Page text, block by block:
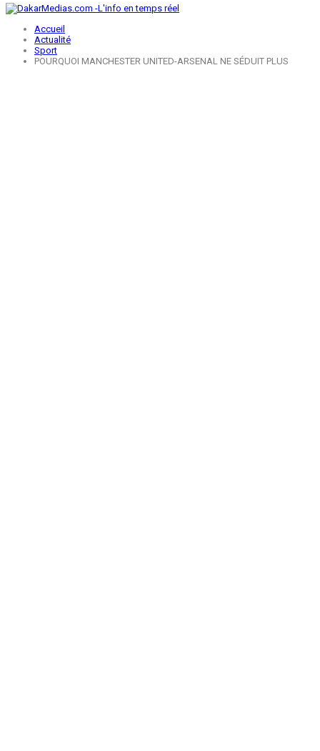
Accueil
Actualité
Sport
POURQUOI MANCHESTER UNITED-ARSENAL NE SÉDUIT PLUS